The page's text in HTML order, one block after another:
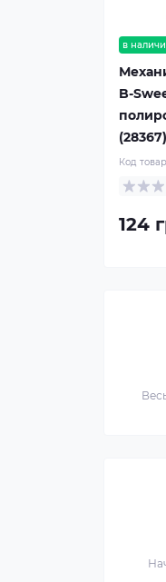
в
B-
(28367)
Код
124